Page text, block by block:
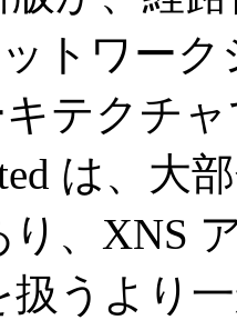
トワーク
キテクチ
は、大
、XNS
うより